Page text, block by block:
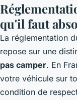
qu'il faut
La réglementation
repose sur une
pas camper. En
votre véhicule sur
condition de